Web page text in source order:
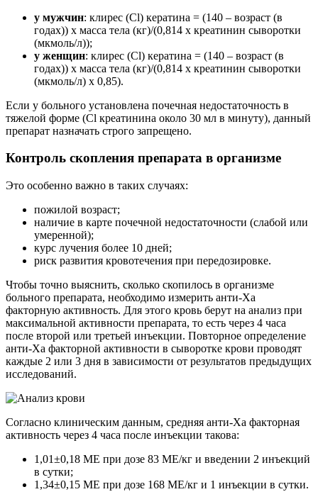
у мужчин: клирес (Cl) кератина = (140 – возраст (в
годах)) x масса тела (кг)/(0,814 x креатинин сыворотки
(мкмоль/л));
у женщин: клирес (Cl) кератина = (140 – возраст (в
годах)) x масса тела (кг)/(0,814 x креатинин сыворотки
(мкмоль/л) x 0,85).
Если у больного установлена почечная недостаточность в
тяжелой форме (Cl креатинина около 30 мл в минуту), данный
препарат назначать строго запрещено.
Контроль скопления препарата в организме
Это особенно важно в таких случаях:
пожилой возраст;
наличие в карте почечной недостаточности (слабой или
умеренной);
курс лучения более 10 дней;
риск развития кровотечения при передозировке.
Чтобы точно выяснить, сколько скопилось в организме
больного препарата, необходимо измерить анти-Ха
факторную активность. Для этого кровь берут на анализ при
максимальной активности препарата, то есть через 4 часа
после второй или третьей инъекции. Повторное определение
анти-Ха факторной активности в сыворотке крови проводят
каждые 2 или 3 дня в зависимости от результатов предыдущих
исследований.
Согласно клиническим данным, средняя анти-Ха факторная
активность через 4 часа после инъекции такова:
1,01±0,18 МЕ при дозе 83 МЕ/кг и введении 2 инъекций
в сутки;
1,34±0,15 МЕ при дозе 168 МЕ/кг и 1 инъекции в сутки.